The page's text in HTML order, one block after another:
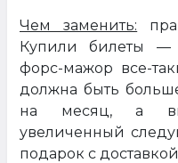
Чем заменить:
Купили билеты —
форс-мажор все-
должна быть
на месяц, а
увеличенный
подарок с